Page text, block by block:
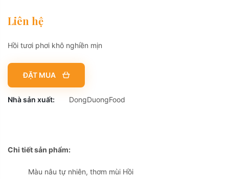
Liên hệ
Hồi tươi phơi khô nghiền mịn
ĐẶT MUA
Nhà sản xuất: DongDuongFood
Chi tiết sản phẩm:
Màu nâu tự nhiên, thơm mùi Hồi